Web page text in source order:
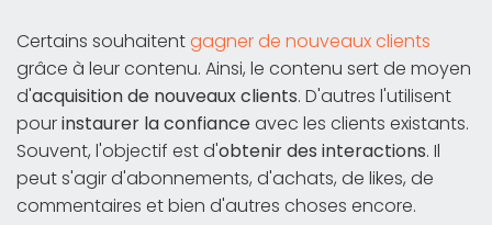
Certains souhaitentgagner de nouveaux clients
grâce à leur contenu. Ainsi, le contenu sert de moyen
d'acquisition de nouveaux clients. D'autres l'utilisent
pourinstaurer la confianceavec les clients existants.
Souvent, l'objectif est d'obtenir des interactions. Il
peut s'agir d'abonnements, d'achats, de likes, de
commentaires et bien d'autres choses encore.